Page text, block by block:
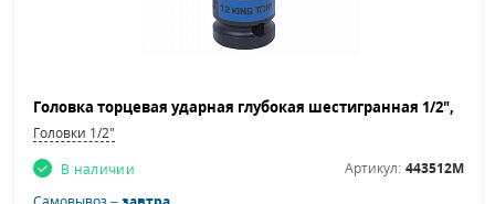
Головки 1/2"
В наличии
Артикул: 443512M